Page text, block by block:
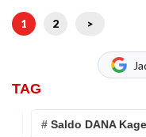
1 2 >
TAG
# Saldo DANA Kaget